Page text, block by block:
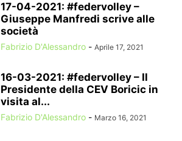
17-04-2021: #federvolley –
Giuseppe Manfredi scrive alle
società
Fabrizio D'Alessandro - Aprile 17, 2021
16-03-2021: #federvolley – Il
Presidente della CEV Boricic in
visita al...
Fabrizio D'Alessandro - Marzo 16, 2021